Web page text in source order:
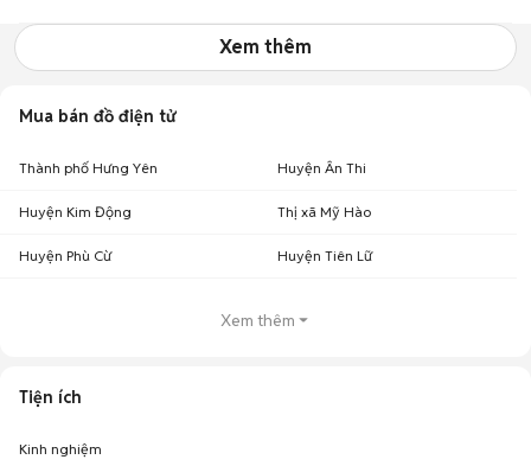
Xem thêm
Mua bán đồ điện tử
Thành phố Hưng Yên Huyện Ân Thi
Huyện Kim Động Thị xã Mỹ Hào
Huyện Phù Cừ Huyện Tiên Lữ
Xem thêm
Tiện ích
Kinh nghiệm